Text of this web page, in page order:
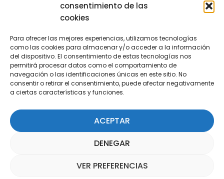
consentimiento de las
cookies
Para ofrecer las mejores experiencias, utilizamos tecnologías
como las cookies para almacenar y/o acceder a la información
del dispositivo. El consentimiento de estas tecnologías nos
permitirá procesar datos como el comportamiento de
navegación o las identificaciones únicas en este sitio. No
consentir o retirar el consentimiento, puede afectar negativamente
a ciertas características y funciones.
ACEPTAR
DENEGAR
VER PREFERENCIAS
Suscríbete a nuestra Newsletter
SUSCRÍBETE AQUÍ